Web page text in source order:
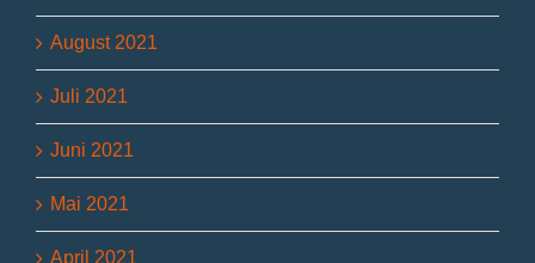
August 2021
Juli 2021
Juni 2021
Mai 2021
April 2021